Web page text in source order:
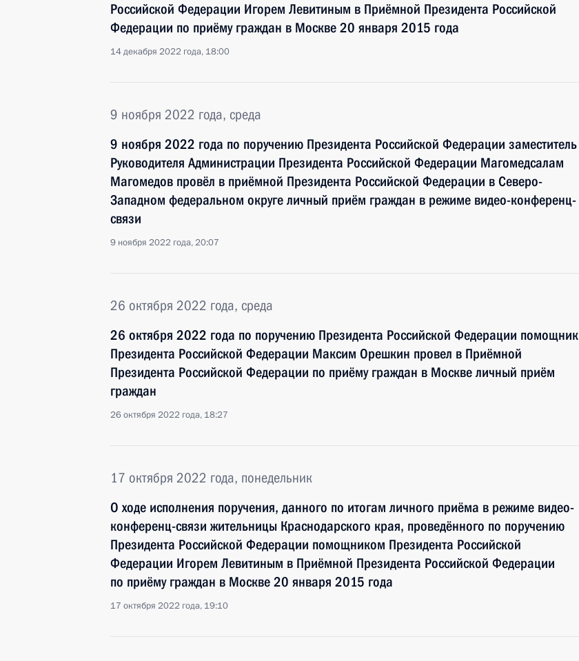
Российской Федерации Игорем Левитиным в Приёмной Президента Российской
Федерации по приёму граждан в Москве 20 января 2015 года
14 декабря 2022 года, 18:00
9 ноября 2022 года, среда
9 ноября 2022 года по поручению Президента Российской Федерации заместитель
Руководителя Администрации Президента Российской Федерации Магомедсалам
Магомедов провёл в приёмной Президента Российской Федерации в Северо-
Западном федеральном округе личный приём граждан в режиме видео-конференц-
связи
9 ноября 2022 года, 20:07
26 октября 2022 года, среда
26 октября 2022 года по поручению Президента Российской Федерации помощник
Президента Российской Федерации Максим Орешкин провел в Приёмной
Президента Российской Федерации по приёму граждан в Москве личный приём
граждан
26 октября 2022 года, 18:27
17 октября 2022 года, понедельник
О ходе исполнения поручения, данного по итогам личного приёма в режиме видео-
конференц-связи жительницы Краснодарского края, проведённого по поручению
Президента Российской Федерации помощником Президента Российской
Федерации Игорем Левитиным в Приёмной Президента Российской Федерации
по приёму граждан в Москве 20 января 2015 года
17 октября 2022 года, 19:10